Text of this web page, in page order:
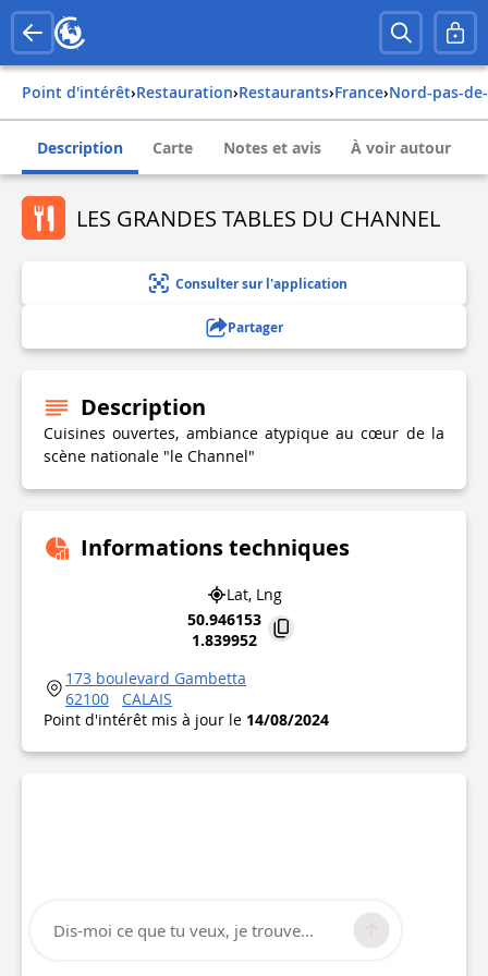
Point d'intérêt› Restauration› Restaurants› france› nord-pas-
Description Carte Notes et avis À voir autour
LES GRANDES TABLES DU CHANNEL
Consulter sur l'application
Partager
Description
Cuisines ouvertes, ambiance atypique au cœur de la
scène nationale "le Channel"
Informations techniques
Lat, Lng
50.946153
1.839952
173 boulevard Gambetta
62100
CALAIS
Point d'intérêt mis à jour le 14/08/2024
Dis-moi ce que tu veux, je trouve...